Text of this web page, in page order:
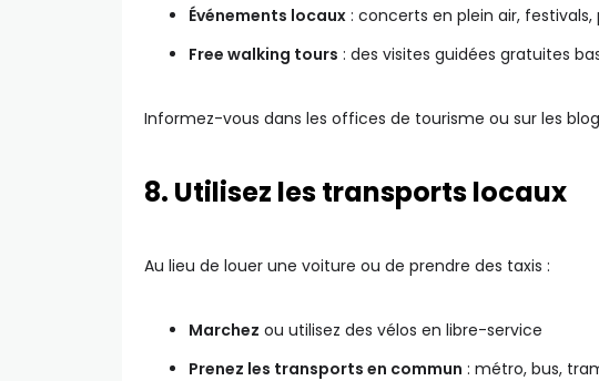
Événements locaux: concerts en plein air,
Free walking tours : des visites guidées gratuites
Informez-vous dans les offices de tourisme ou sur les
8. Utilisez les transports locaux
Au lieu de louer une voiture ou de prendre des taxis :
Marchez ou utilisez des vélos en libre-service
Prenez les transports en commun : métro, bus,